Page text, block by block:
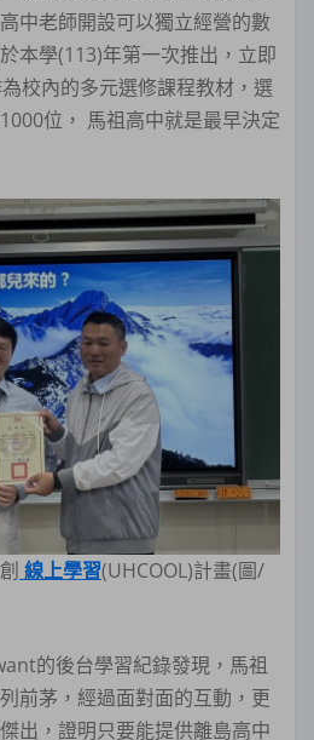
中老師開設可以獨立經營的數
本學(113)年第一次推出，立即
校內的多元選修課程教材，選
位， 馬祖高中就是最早決定
線上學習(UHCOOL)計畫(圖/
的後台學習紀錄發現，馬祖
前茅，經過面對面的互動，更
出，證明只要能提供離島高中